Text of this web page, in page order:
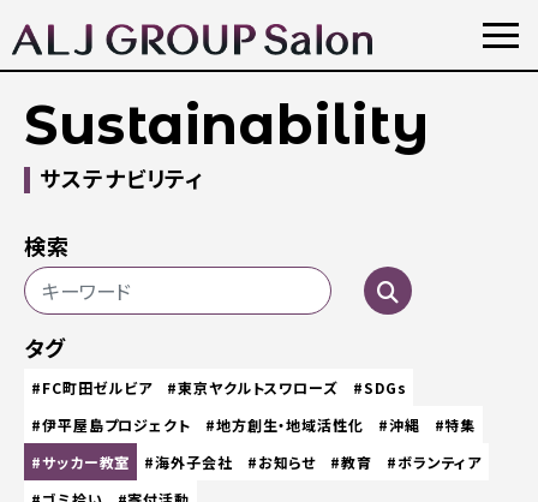
Sustainability
サステナビリティ
検索
タグ
#FC町田ゼルビア #東京ヤクルトスワローズ
#SDGs
#伊平屋島プロジェクト
#地方創生・地域活性化 #沖縄
#特集
#サッカー教室
#海外子会社 #お知らせ #教育
#ボランティア